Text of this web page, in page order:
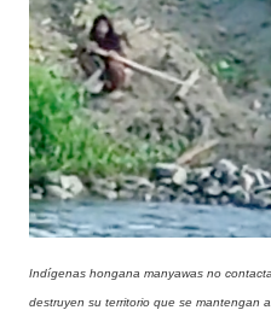
Indígenas hongana manyawas no
destruyen su territorio que se mantengan